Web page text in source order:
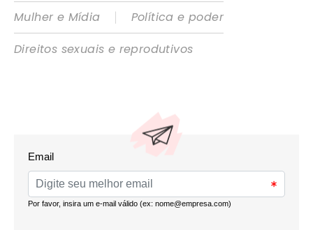
Mulher e Mídia
|
Política e poder
Direitos sexuais e reprodutivos